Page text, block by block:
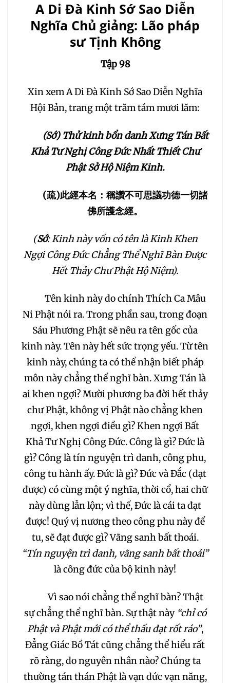
024 025 026
028 029
033 034 035
036 037 038
040 041
042 043 044
045 046 047
049 050
051 052 053
054 055 056
057 058 059
060 061 062
064 065
069 070 071
072 073 074
075 076 077
079 080
082 083
084 085 086
087 088 089
A Di Đà Kinh Sớ Sao Diễn
Nghĩa Chủ giảng: Lão pháp
sư Tịnh Không
Tập 98
Xin xem A Di Đà Kinh Sớ Sao Diễn Nghĩa
Hội Bản, trang một trăm tám mươi lăm:
(Sớ) Thử kinh bổn danh Xưng Tán Bất
Khả Tư Nghị Công Đức Nhất Thiết Chư
Phật Sở Hộ Niệm Kinh.
(疏)此經本名：稱讚不可思議功德一切諸
佛所護念經。
(Sớ: Kinh này vốn có tên là Kinh Khen
Ngợi Công Đức Chẳng Thể Nghĩ Bàn Được
Hết Thảy Chư Phật Hộ Niệm).
Tên kinh này do chính Thích Ca Mâu
Ni Phật nói ra. Trong phần sau, trong đoạn
Sáu Phương Phật sẽ nêu ra tên gốc của
kinh này. Tên này hết sức trọng yếu. Từ tên
kinh này, chúng ta có thể nhận biết pháp
môn này chẳng thể nghĩ bàn. Xưng Tán là
ai khen ngợi? Mười phương ba đời hết thảy
chư Phật, không vị Phật nào chẳng khen
ngợi, khen ngợi điều gì? Khen ngợi Bất
Khả Tư Nghị Công Đức. Công là gì? Đức là
gì? Công là tín nguyện trì danh, công phu,
công tu hành ấy. Đức là gì? Đức và Đắc (đạt
được) có cùng một ý nghĩa, thời cổ, hai chữ
này dùng lẫn lộn; vì thế, Đức là cái ta đạt
được! Quý vị nương theo công phu này để
tu, sẽ đạt được gì? Vãng sanh bất thoái.
“Tín nguyện trì danh, vãng sanh bất thoái”
là công đức của bộ kinh này!
Vì sao nói chẳng thể nghĩ bàn? Thật
sự chẳng thể nghĩ bàn. Sự thật này “chỉ có
Phật và Phật mới có thể thấu đạt rốt ráo”,
Đẳng Giác Bồ Tát cũng chẳng thể hiểu rất
rõ ràng, do nguyên nhân nào? Chúng ta
thường tán thán Phật là vạn đức vạn năng,